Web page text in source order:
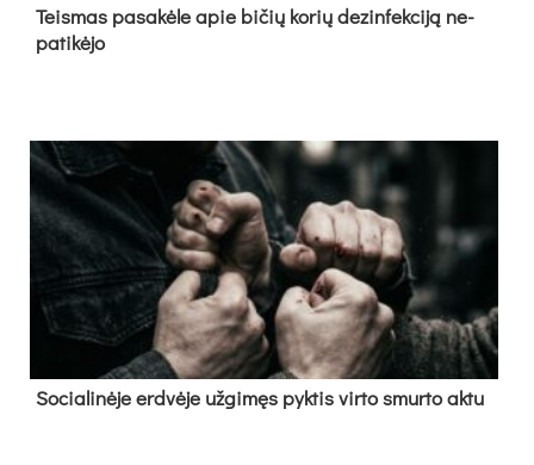
Teis­mas pa­sa­kė­le apie bi­čių ko­rių de­zin­fek­ci­ją ne­
pa­ti­kė­jo
So­cia­li­nė­je erd­vė­je už­gi­męs pyk­tis vir­to smur­to ak­tu